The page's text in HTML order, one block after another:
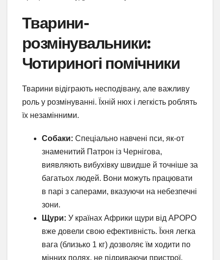
Тварини-
розмінувальники:
Чотириногі помічники
Тварини відіграють несподівану, але важливу
роль у розмінуванні. Їхній нюх і легкість роблять
їх незамінними.
Собаки: Спеціально навчені пси, як-от
знаменитий Патрон із Чернігова,
виявляють вибухівку швидше й точніше за
багатьох людей. Вони можуть працювати
в парі з саперами, вказуючи на небезпечні
зони.
Щури: У країнах Африки щури від APOPO
вже довели свою ефективність. Їхня легка
вага (близько 1 кг) дозволяє їм ходити по
мінних полях, не підриваючи пристрої.